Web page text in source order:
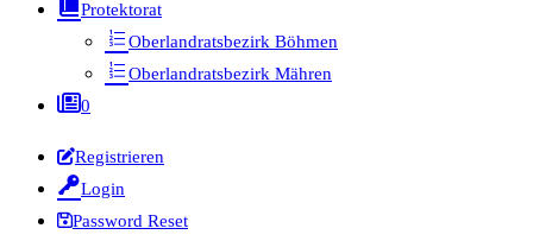
Protektorat
Oberlandratsbezirk Böhmen
Oberlandratsbezirk Mähren
0
Registrieren
Login
Password Reset